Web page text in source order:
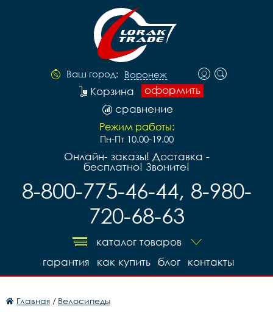
Ваш город: Воронеж
оформить
Корзина
сравнение
Режим работы:
Пн-Пт 10.00-19.00
Онлайн- заказы! Доставка -
бесплатно! Звоните!
8-800-775-46-44, 8-980-
720-68-63
каталог товаров
контакты
блог
как купить
гарантия
Главная / Велосипеды